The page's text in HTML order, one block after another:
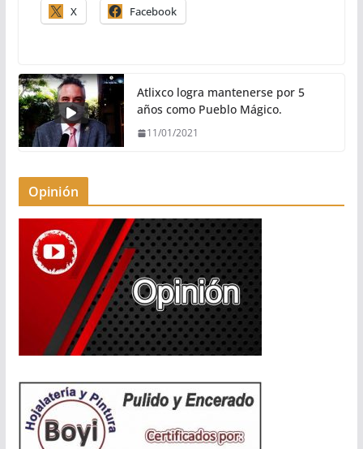
X Facebook
Atlixco logra mantenerse por 5
años como Pueblo Mágico.
11/01/2021
Opinión